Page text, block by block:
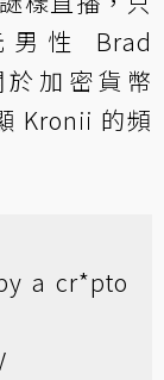
性 Brad
加密貨幣
Kronii 的頻
a cr*pto